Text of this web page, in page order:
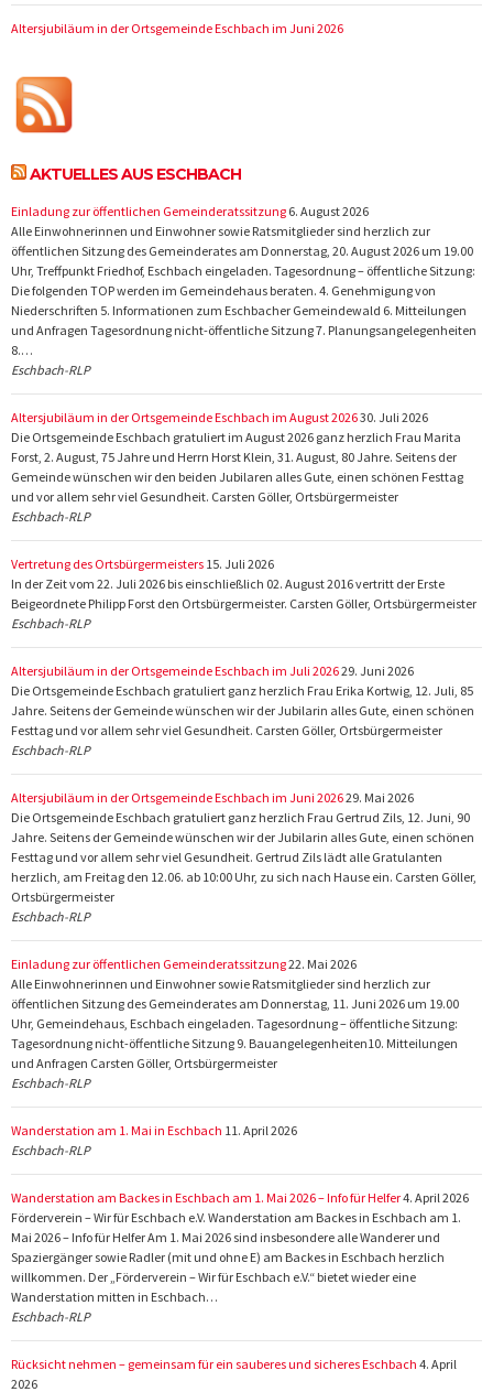
Altersjubiläum in der Ortsgemeinde Eschbach im Juni 2026
AKTUELLES AUS ESCHBACH
Einladung zur öffentlichen Gemeinderatssitzung 6. August 2026
Alle Einwohnerinnen und Einwohner sowie Ratsmitglieder sind herzlich zur
öffentlichen Sitzung des Gemeinderates am Donnerstag, 20. August 2026 um 19.00
Uhr, Treffpunkt Friedhof, Eschbach eingeladen. Tagesordnung – öffentliche Sitzung:
Die folgenden TOP werden im Gemeindehaus beraten. 4. Genehmigung von
Niederschriften 5. Informationen zum Eschbacher Gemeindewald 6. Mitteilungen
und Anfragen Tagesordnung nicht-öffentliche Sitzung 7. Planungsangelegenheiten
8.…
Eschbach-RLP
Altersjubiläum in der Ortsgemeinde Eschbach im August 202630. Juli 2026
Die Ortsgemeinde Eschbach gratuliert im August 2026 ganz herzlich Frau Marita
Forst, 2. August, 75 Jahre und Herrn Horst Klein, 31. August, 80 Jahre. Seitens der
Gemeinde wünschen wir den beiden Jubilaren alles Gute, einen schönen Festtag
und vor allem sehr viel Gesundheit. Carsten Göller, Ortsbürgermeister
Eschbach-RLP
Vertretung des Ortsbürgermeisters 15. Juli 2026
In der Zeit vom 22. Juli 2026 bis einschließlich 02. August 2016 vertritt der Erste
Beigeordnete Philipp Forst den Ortsbürgermeister. Carsten Göller, Ortsbürgermeister
Eschbach-RLP
Altersjubiläum in der Ortsgemeinde Eschbach im Juli 202629. Juni 2026
Die Ortsgemeinde Eschbach gratuliert ganz herzlich Frau Erika Kortwig, 12. Juli, 85
Jahre. Seitens der Gemeinde wünschen wir der Jubilarin alles Gute, einen schönen
Festtag und vor allem sehr viel Gesundheit. Carsten Göller, Ortsbürgermeister
Eschbach-RLP
Altersjubiläum in der Ortsgemeinde Eschbach im Juni 202629. Mai 2026
Die Ortsgemeinde Eschbach gratuliert ganz herzlich Frau Gertrud Zils, 12. Juni, 90
Jahre. Seitens der Gemeinde wünschen wir der Jubilarin alles Gute, einen schönen
Festtag und vor allem sehr viel Gesundheit. Gertrud Zils lädt alle Gratulanten
herzlich, am Freitag den 12.06. ab 10:00 Uhr, zu sich nach Hause ein. Carsten Göller,
Ortsbürgermeister
Eschbach-RLP
Einladung zur öffentlichen Gemeinderatssitzung22. Mai 2026
Alle Einwohnerinnen und Einwohner sowie Ratsmitglieder sind herzlich zur
öffentlichen Sitzung des Gemeinderates am Donnerstag, 11. Juni 2026 um 19.00
Uhr, Gemeindehaus, Eschbach eingeladen. Tagesordnung – öffentliche Sitzung:
Tagesordnung nicht-öffentliche Sitzung 9. Bauangelegenheiten10. Mitteilungen
und Anfragen Carsten Göller, Ortsbürgermeister
Eschbach-RLP
Wanderstation am 1. Mai in Eschbach 11. April 2026
Eschbach-RLP
Wanderstation am Backes in Eschbach am 1. Mai 2026 – Info für Helfer4. April 2026
Förderverein – Wir für Eschbach e.V. Wanderstation am Backes in Eschbach am 1.
Mai 2026 – Info für Helfer Am 1. Mai 2026 sind insbesondere alle Wanderer und
Spaziergänger sowie Radler (mit und ohne E) am Backes in Eschbach herzlich
willkommen. Der „Förderverein – Wir für Eschbach e.V.“ bietet wieder eine
Wanderstation mitten in Eschbach…
Eschbach-RLP
Rücksicht nehmen – gemeinsam für ein sauberes und sicheres Eschbach 4. April
2026